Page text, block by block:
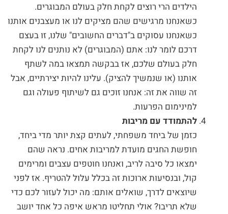
הילדים הרי רוצים לקחת חלק בעולם המבוגרים.
כשאנחנו מרגישים שהם מציקים לנו או מעצבנים אותנו
כשאנחנו עסוקים ב"דברים החשובים" שלנו, זו בעצם
דרכם לומר לנו: אתם (המבוגרים) לא נותנים לנו לקחת
חלק בעולם שלכם, אז בבקשה תמצאו במה לשתף
אותנו (או שנמשיך להציק). עלינו להיות יצירתיים, אבל
זה שווה את זה: אנחנו זוכים גם לשיתוף פעולה וגם
למינימום הפרעות.
להתמודד עם מריבות
כזמן של ביחד משפחתי, לעתים קצת יותר מדי ביחד,
חופשת החגים מועדת למריבות אחים. נראה שהם
ימצאו כל סיבה לריב, ואנחנו חוטפים עצבים ומרימים
קול, ובנסיעות ארוכות זה בכלל עלול להטריף. אז לפני
שיוצאים לדרך, שואלים אותם: מה יכול לעזור לכם כדי
שלא תריבו? אולי תחליטו מראש איפה כל אחד יושב